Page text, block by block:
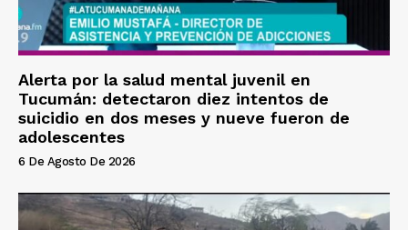
Alerta por la salud mental juvenil en
Tucumán: detectaron diez intentos de
suicidio en dos meses y nueve fueron de
adolescentes
6 De Agosto De 2026